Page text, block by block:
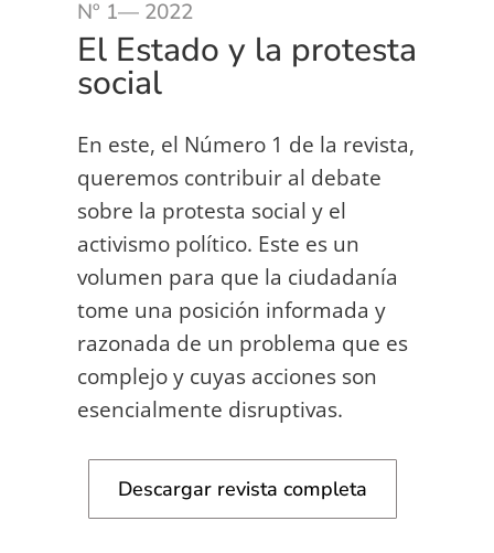
Nº 1— 2022
El Estado y la protesta
social
En este, el Número 1 de la revista,
queremos contribuir al debate
sobre la protesta social y el
activismo político. Este es un
volumen para que la ciudadanía
tome una posición informada y
razonada de un problema que es
complejo y cuyas acciones son
esencialmente disruptivas.
Descargar revista completa